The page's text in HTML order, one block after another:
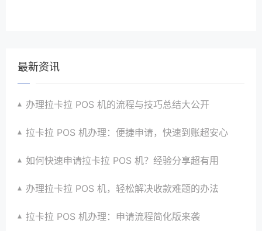
最新资讯
办理拉卡拉 POS 机的流程与技巧总结大公开
拉卡拉 POS 机办理：便捷申请，快速到账超安心
如何快速申请拉卡拉 POS 机？经验分享超有用
办理拉卡拉 POS 机，轻松解决收款难题的办法
拉卡拉 POS 机办理：申请流程简化版来袭